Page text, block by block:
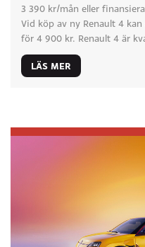
3 390 kr/mån eller
Vid köp av ny Renault 4
för 4 900 kr. Renault 4 är
LÄS MER